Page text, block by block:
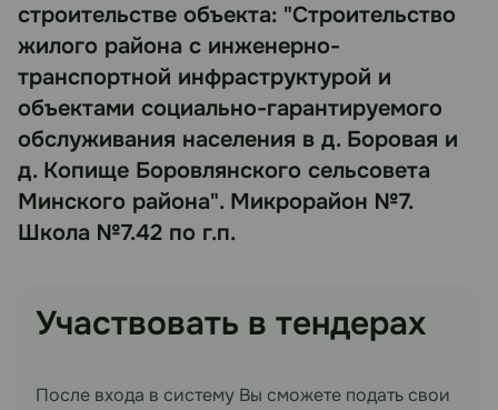
строительстве объекта: "Строительство
жилого района с инженерно-
транспортной инфраструктурой и
объектами социально-гарантируемого
обслуживания населения в д. Боровая и
д. Копище Боровлянского сельсовета
Минского района". Микрорайон №7.
Школа №7.42 по г.п.
Участвовать в тендерах
После входа в систему Вы сможете подать свои